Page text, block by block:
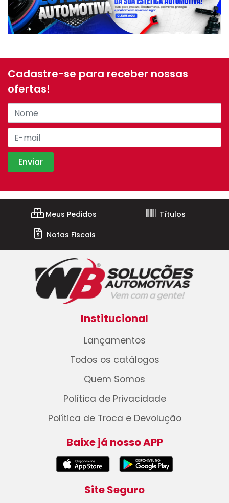
Cadastre-se para receber nossas
ofertas!
Meus Pedidos
Títulos
Notas Fiscais
Institucional
Lançamentos
Todos os catálogos
Quem Somos
Política de Privacidade
Política de Troca e Devolução
Baixe já nosso APP
Site Seguro